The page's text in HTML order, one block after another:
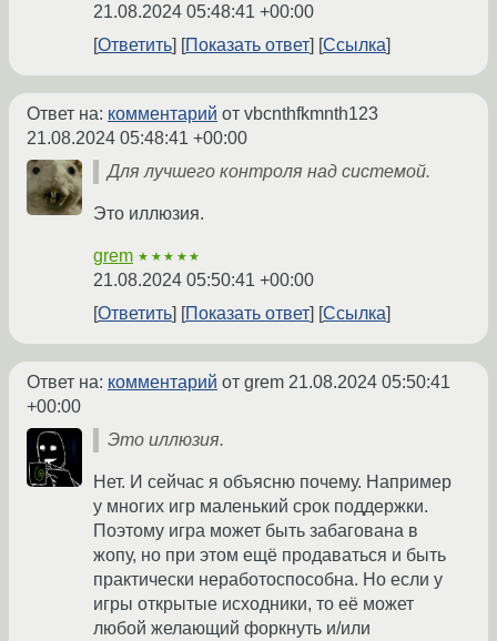
21.08.2024 05:48:41 +00:00
Ответить
Показать ответ Ссылка
Ответ на: комментарий от vbcnthfkmnth123
21.08.2024 05:48:41 +00:00
Для лучшего контроля над системой.
Это иллюзия.
grem ★★★★★
21.08.2024 05:50:41 +00:00
Ответить
Показать ответ Ссылка
Ответ на: комментарий от grem 21.08.2024 05:50:41
+00:00
Это иллюзия.
Нет. И сейчас я объясню почему. Например
у многих игр маленький срок поддержки.
Поэтому игра может быть забагована в
жопу, но при этом ещё продаваться и быть
практически неработоспособна. Но если у
игры открытые исходники, то её может
любой желающий форкнуть и/или